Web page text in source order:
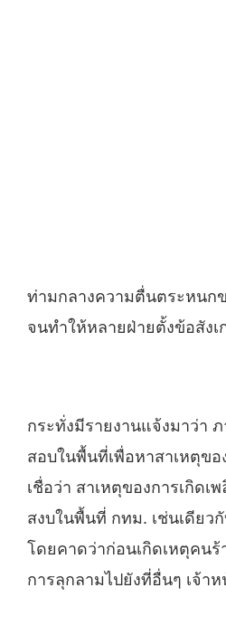
ท่ามกลางความตื่นตระหนก
จนทำให้หลายฝ่ายตั้งข้อสัง
กระทั่งมีรายงานแจ้งมาว่า
สอบในพื้นที่เพื่อหาสาเหตุข
เชื่อว่า สาเหตุของการเกิด
สงบในพื้นที่ กทม. เช่นเดียว
โดยคาดว่าก่อนเกิดเหตุคนร้
การลุกลามไปยังที่อื่นๆ เจ้า